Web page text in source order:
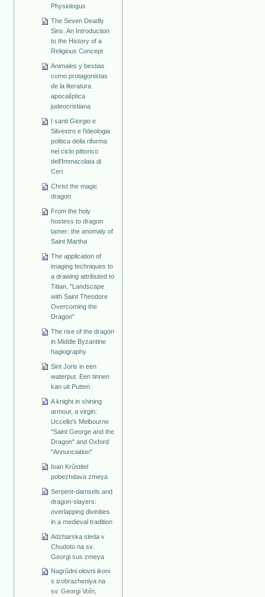
Physiologus
The Seven Deadly
Sins. An Introduction
to the History of a
Religious Concept
Animales y bestias
como protagonistas
de la literatura
apocalíptica
judeocristiana
I santi Giorgio e
Silvestro e l'ideologia
politica della riforma
nel ciclo pittorico
dell'Immacolata di
Ceri
Christ the magic
dragon
From the holy
hostess to dragon
tamer: the anomaly of
Saint Martha
The application of
imaging techniques to
a drawing attributed to
Titian, "Landscape
with Saint Theodore
Overcoming the
Dragon"
The rise of the dragon
in Middle Byzantine
hagiography
Sint Joris in een
waterput. Een tinnen
kan uit Putten
A knight in shining
armour, a virgin:
Uccello's Melbourne
"Saint George and the
Dragon" and Oxford
"Annunciation"
Ioan Krŭstitel
pobezhdava zmeya
Serpent-damsels and
dragon-slayers:
overlapping divinities
in a medieval tradition
Adzharska sleda v
Chudoto na sv.
Georgi sus zmeya
Nagrŭdni olovni ikoni
s izobrazheniya na
sv. Georgi Voĭn,